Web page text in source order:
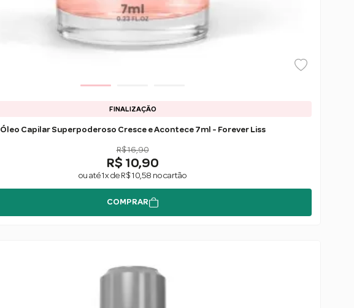
FINALIZAÇÃO
Óleo Capilar Superpoderoso Cresce e Acontece 7ml - Forever Liss
R$ 16,90
R$ 10,90
ou até 1x de R$ 10,58 no cartão
COMPRAR